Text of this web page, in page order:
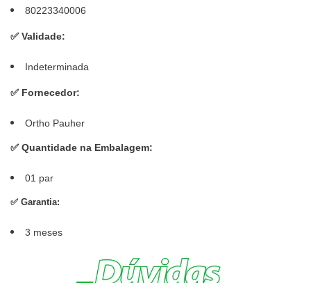
80223340006
✅ Validade:
Indeterminada
✅ Fornecedor:
Ortho Pauher
✅ Quantidade na Embalagem:
01 par
✅ Garantia:
3 meses